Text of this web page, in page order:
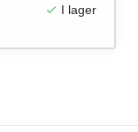
 I lager